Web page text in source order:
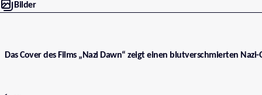
Bilder
Das Cover des Films „Nazi Dawn“ zeigt einen blutverschmierten